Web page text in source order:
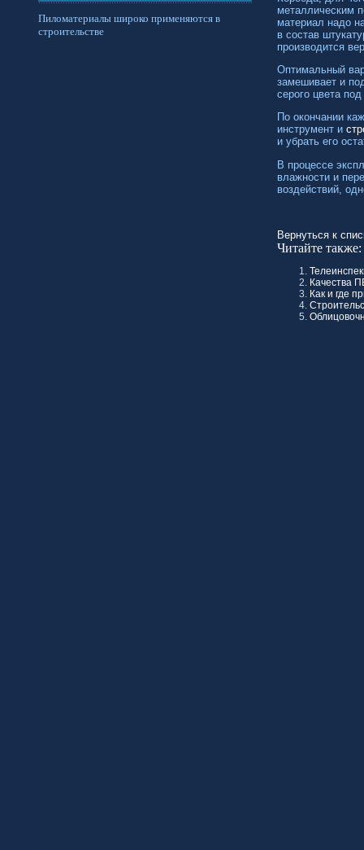
Пиломатериалы широко применяются в
строительстве
металлическим
материал надо
в состав
производится
Оптимальный
замешивает и
серого цвета
По окончании
инструмент и
и убрать его
В процессе
влажности и
воздействий,
Вернуться к
Читайте также:
Качества
Как и где